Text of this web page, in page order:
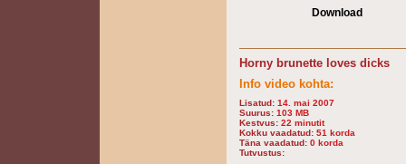
Download
Horny brunette loves dicks
Info video kohta:
Lisatud: 14. mai 2007
Suurus: 103 MB
Kestvus: 22 minutit
Kokku vaadatud: 51 korda
Täna vaadatud: 0 korda
Tutvustus: